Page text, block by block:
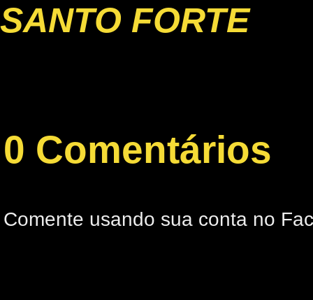
SANTO FORTE
0 Comentários
Comente usando sua conta no